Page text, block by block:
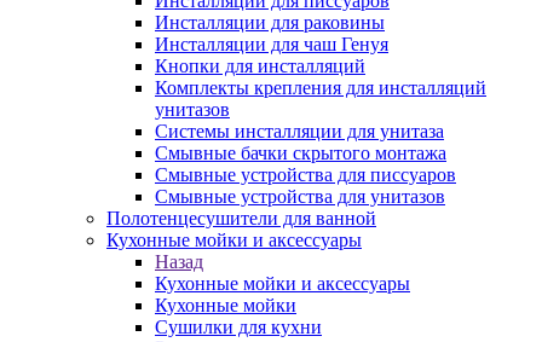
Инсталляции для раковины
Инсталляции для чаш Генуя
Кнопки для инсталляций
Комплекты крепления для инсталляций
унитазов
Системы инсталляции для унитаза
Смывные бачки скрытого монтажа
Смывные устройства для писсуаров
Смывные устройства для унитазов
Полотенцесушители для ванной
Кухонные мойки и аксессуары
Назад
Кухонные мойки и аксессуары
Кухонные мойки
Сушилки для кухни